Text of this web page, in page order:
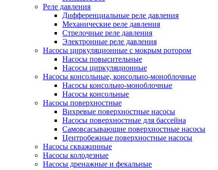
Реле давления
Дифференциальные реле давления
Механические реле давления
Стрелочные реле давления
Электронные реле давления
Насосы циркуляционные с мокрым ротором
Насосы повысительные
Насосы циркуляционные
Насосы консольные, консольно-моноблочные
Насосы консольно-моноблочные
Насосы консольные
Насосы поверхностные
Вихревые поверхностные насосы
Насосы поверхностные для бассейна
Самовсасывающие поверхностные насосы
Центробежные поверхностные насосы
Насосы скважинные
Насосы колодезные
Насосы дренажные и фекальные